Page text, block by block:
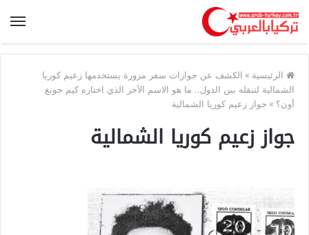
الرئيسية » الكشف عن جوازات سفر مزورة يستخدمها زعيم كوريا
الشمالية لتنقله بين الدول.. ما هو الاسم الآخر الذي اختاره كيم جونغ
أون؟ » جواز زعيم كوريا الشمالية
جواز زعيم كوريا الشمالية